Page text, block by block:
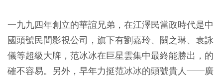
一九九四年創立的華誼兄弟，在江澤民當政時代是中
國頭號民間影視公司，旗下有劉嘉玲、關之琳、袁詠
儀等超級大牌，范冰冰在巨星雲集中最終能勝出，的
確不容易。另外，早年力挺范冰冰的頭號貴人──廣